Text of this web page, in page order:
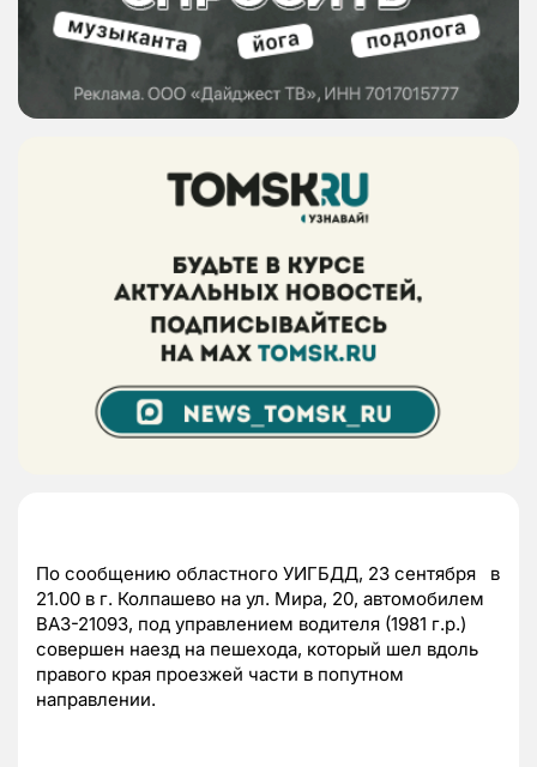
По сообщению областного УИГБДД, 23 сентября в
21.00 в г. Колпашево на ул. Мира, 20, автомобилем
ВАЗ-21093, под управлением водителя (1981 г.р.)
совершен наезд на пешехода, который шел вдоль
правого края проезжей части в попутном
направлении.